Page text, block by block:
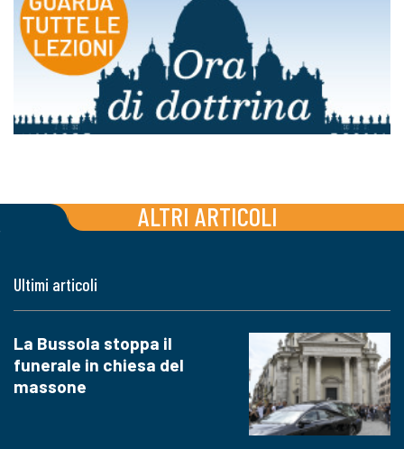
ALTRI ARTICOLI
Ultimi articoli
La Bussola stoppa il
funerale in chiesa del
massone